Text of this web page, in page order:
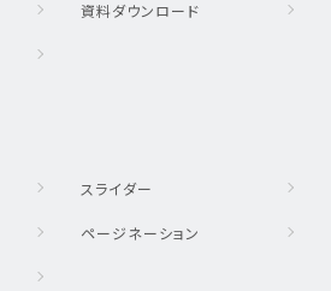
資料ダウンロード
スライダー
ページネーション